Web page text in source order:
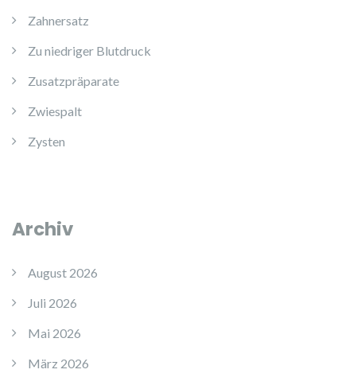
Zahnersatz
Zu niedriger Blutdruck
Zusatzpräparate
Zwiespalt
Zysten
Archiv
August 2026
Juli 2026
Mai 2026
März 2026